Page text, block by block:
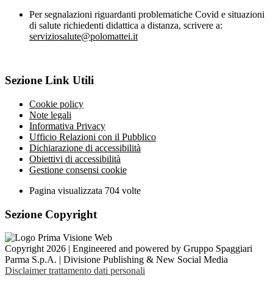
Per segnalazioni riguardanti problematiche Covid e situazioni
di salute richiedenti didattica a distanza, scrivere a:
serviziosalute@polomattei.it
Sezione Link Utili
Cookie policy
Note legali
Informativa Privacy
Ufficio Relazioni con il Pubblico
Dichiarazione di accessibilità
Obiettivi di accessibilità
Gestione consensi cookie
Pagina visualizzata 704 volte
Sezione Copyright
Copyright 2026 | Engineered and powered by Gruppo Spaggiari
Parma S.p.A. | Divisione Publishing & New Social Media
Disclaimer trattamento dati personali